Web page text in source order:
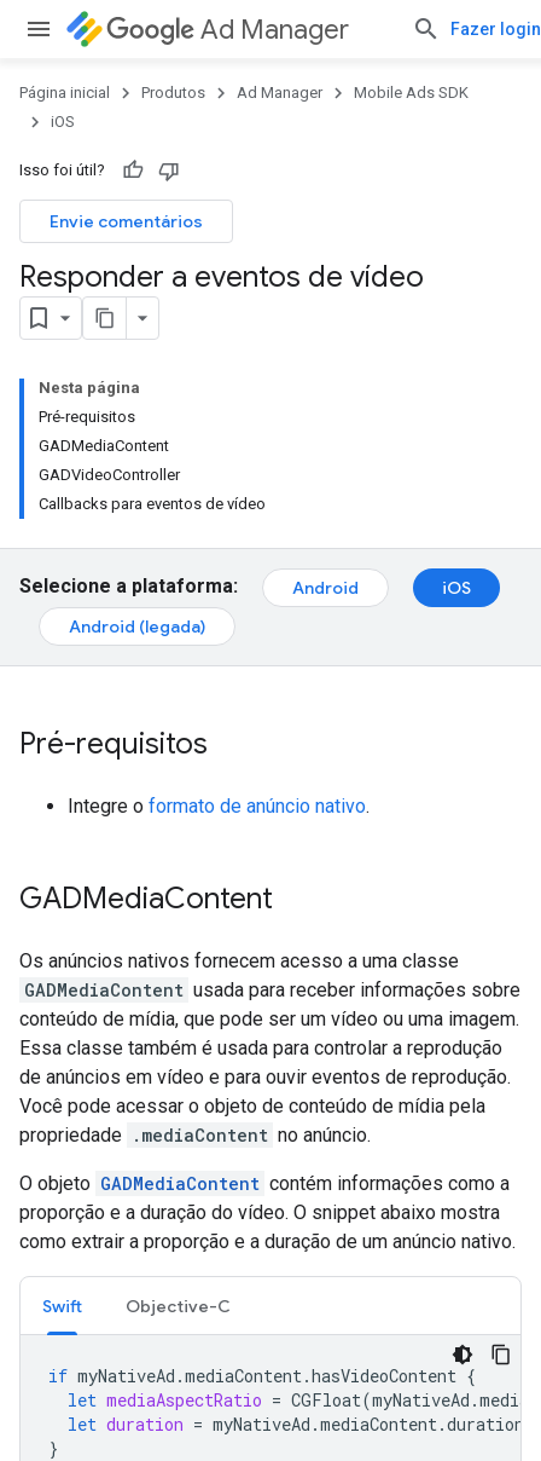
Ad Manager Fazer login
Página inicial Produtos Ad Manager
Mobile Ads SDK
iOS
Isso foi útil?
Envie comentários
Responder a eventos de vídeo
Nesta página
Pré-requisitos
GADMediaContent
GADVideoController
Callbacks para eventos de vídeo
Selecione a plataforma: Android
iOS
Android (legada)
Pré-requisitos
Integre o formato de anúncio nativo.
GADMediaContent
Os anúncios nativos fornecem acesso a uma classe
GADMediaContent usada para receber informações sobre
conteúdo de mídia, que pode ser um vídeo ou uma imagem.
Essa classe também é usada para controlar a reprodução
de anúncios em vídeo e para ouvir eventos de reprodução.
Você pode acessar o objeto de conteúdo de mídia pela
propriedade .mediaContent no anúncio.
O objeto GADMediaContent contém informações como a
proporção e a duração do vídeo. O snippet abaixo mostra
como extrair a proporção e a duração de um anúncio nativo.
Swift Objective-C
if myNativeAd .mediaContent.hasVideoContent {
let mediaAspectRatio = CGFloat(myNativeAd .
let duration = myNativeAd .mediaContent.duration
}